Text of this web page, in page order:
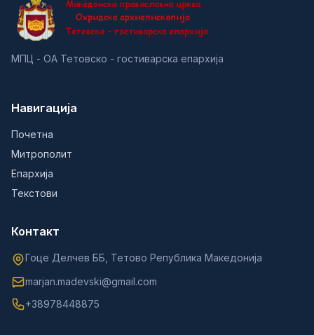
МПЦ - ОА Тетовско - гостиварска епархија
Навигација
Почетна
Митрополит
Епархија
Текстови
Контакт
Гоце Делчев ББ, Тетово Република Македонија
marjan.madevski@gmail.com
+38978448875